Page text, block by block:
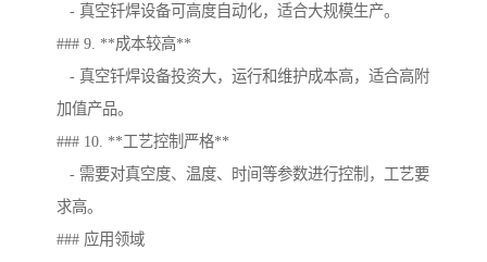
- 真空钎焊设备可高度自动化，适合大规模生产。
### 9. **成本较高**
- 真空钎焊设备投资大，运行和维护成本高，适合高附
加值产品。
### 10. **工艺控制严格**
- 需要对真空度、温度、时间等参数进行控制，工艺要
求高。
### 应用领域